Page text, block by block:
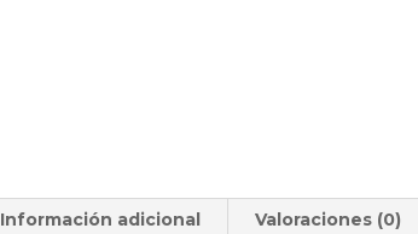
Información adicional Valoraciones (0)